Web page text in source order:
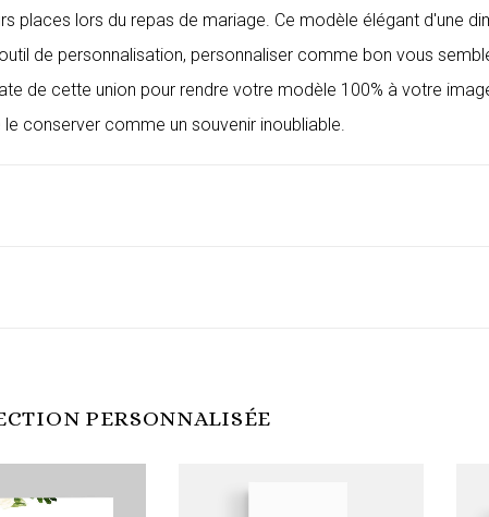
places lors du repas de mariage. Ce modèle élégant d'une
de personnalisation, personnaliser comme bon vous
de cette union pour rendre votre modèle 100% à votre
conserver comme un souvenir inoubliable.
PERSONNALISÉE